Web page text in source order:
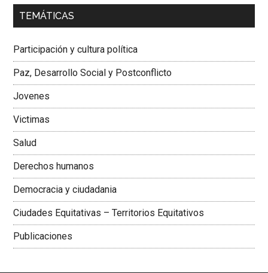
00:00 01:04
Dra. Carolina Corcho Mejía,Presidenta Corporación
Colombiana
TEMÁTICAS
Participación y cultura política
Paz, Desarrollo Social y Postconflicto
Jovenes
Victimas
Salud
Derechos humanos
Democracia y ciudadania
Ciudades Equitativas – Territorios Equitativos
Publicaciones